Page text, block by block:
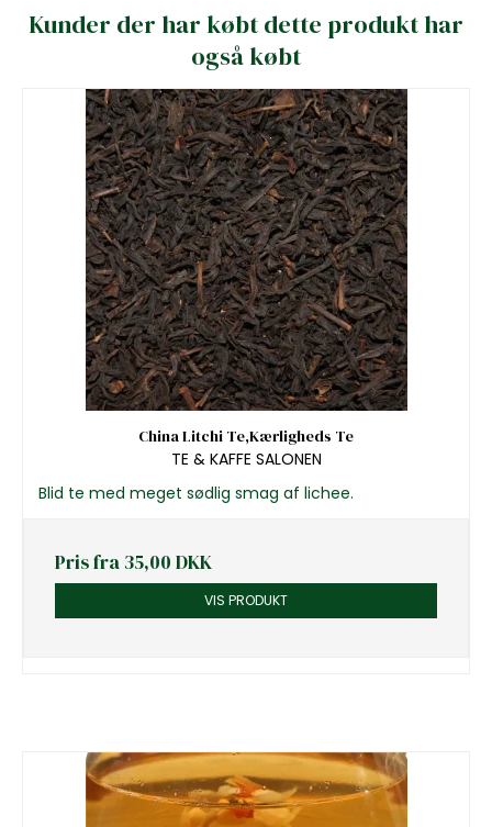
Kunder der har købt dette produkt har
også købt
China Litchi Te,Kærligheds Te
TE & KAFFE SALONEN
Blid te med meget sødlig smag af lichee.
Pris fra35,00 DKK
VIS PRODUKT